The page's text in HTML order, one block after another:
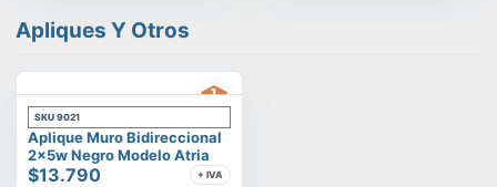
Apliques Y Otros
SKU 9021
Aplique Muro Bidireccional
2x5w Negro Modelo Atria
$13.790 + IVA